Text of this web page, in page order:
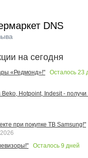
DNS
на сегодня
«Редмонд»!" Осталось 23
Beko, Hotpoint, Indesit - получи
при покупке ТВ Samsung!"
Осталось 9 дней